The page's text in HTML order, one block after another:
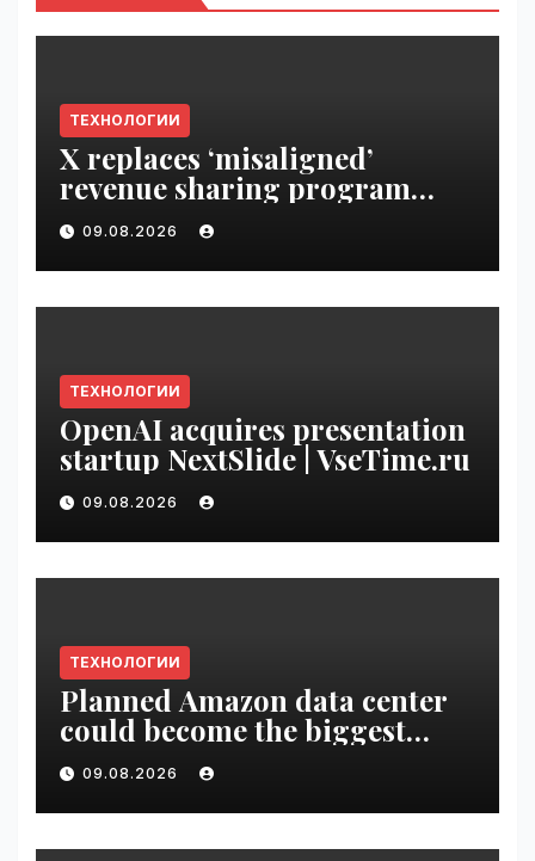
ТЕХНОЛОГИИ
X replaces ‘misaligned’
revenue sharing program
with Original Content
Rewards | VseTime.ru
09.08.2026
ТЕХНОЛОГИИ
OpenAI acquires presentation
startup NextSlide | VseTime.ru
09.08.2026
ТЕХНОЛОГИИ
Planned Amazon data center
could become the biggest
climate polluter in the U.S. |
VseTime.ru
09.08.2026